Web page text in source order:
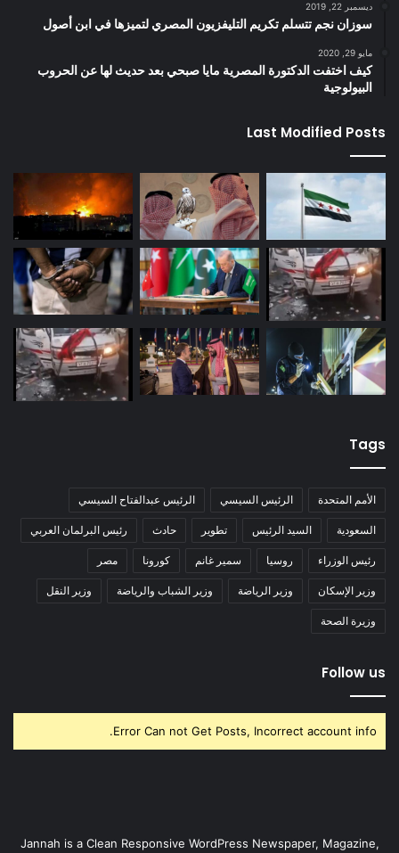
ديسمبر 22, 2019
سوزان نجم تتسلم تكريم التليفزيون المصري لتميزها في ابن أصول
مايو 29, 2020
كيف اختفت الدكتورة المصرية مايا صبحي بعد حديث لها عن الحروب
البيولوجية
Last Modified Posts
Tags
الأمم المتحدة الرئيس السيسي الرئيس عبدالفتاح السيسي
السعودية السيد الرئيس تطوير حادث رئيس البرلمان العربي
رئيس الوزراء روسيا سمير غانم كورونا مصر
وزير الإسكان وزير الرياضة وزير الشباب والرياضة وزير النقل
وزيرة الصحة
Follow us
Error Can not Get Posts, Incorrect account info.
Jannah is a Clean Responsive WordPress Newspaper, Magazine,